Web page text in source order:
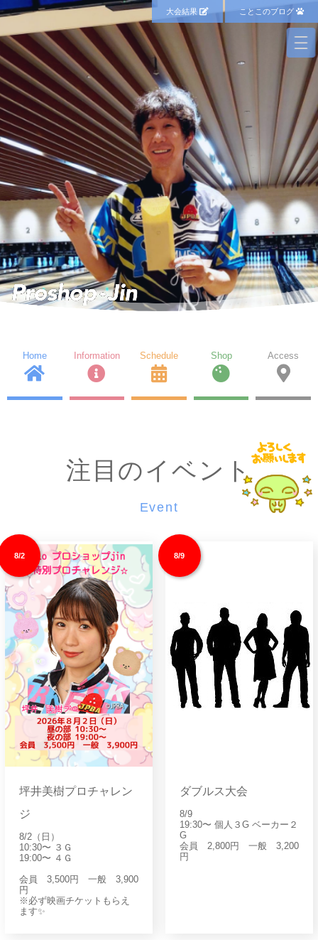
大会結果 ことこのブログ
Home Information Schedule Shop Access
注目のイベント
Event
坪井美樹プロチャレン
ジ
8/2（日）
10:30〜 ３Ｇ
19:00〜 ４Ｇ
会員 3,500円 一般 3,900
円
※必ず映画チケットもらえ
ます✨
8/2
ダブルス大会
8/9
19:30〜 個人３G ベーカー２
G
会員 2,800円 一般 3,200
円
8/9